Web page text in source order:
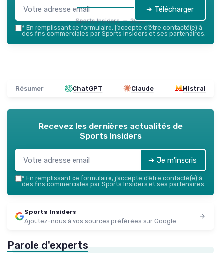
Sports Insiders — 2026
➔ Télécharger
* En remplissant ce formulaire, j’accepte d’être contacté(e) à
des fins commerciales par Sports Insiders et ses partenaires.
Résumer ChatGPT Claude Mistral
Recevez les dernières actualités de
Sports Insiders
➔ Je m'inscris
* En remplissant ce formulaire, j’accepte d’être contacté(e) à
des fins commerciales par Sports Insiders et ses partenaires.
Sports Insiders
Ajoutez-nous à vos sources préférées sur Google
Parole d'experts